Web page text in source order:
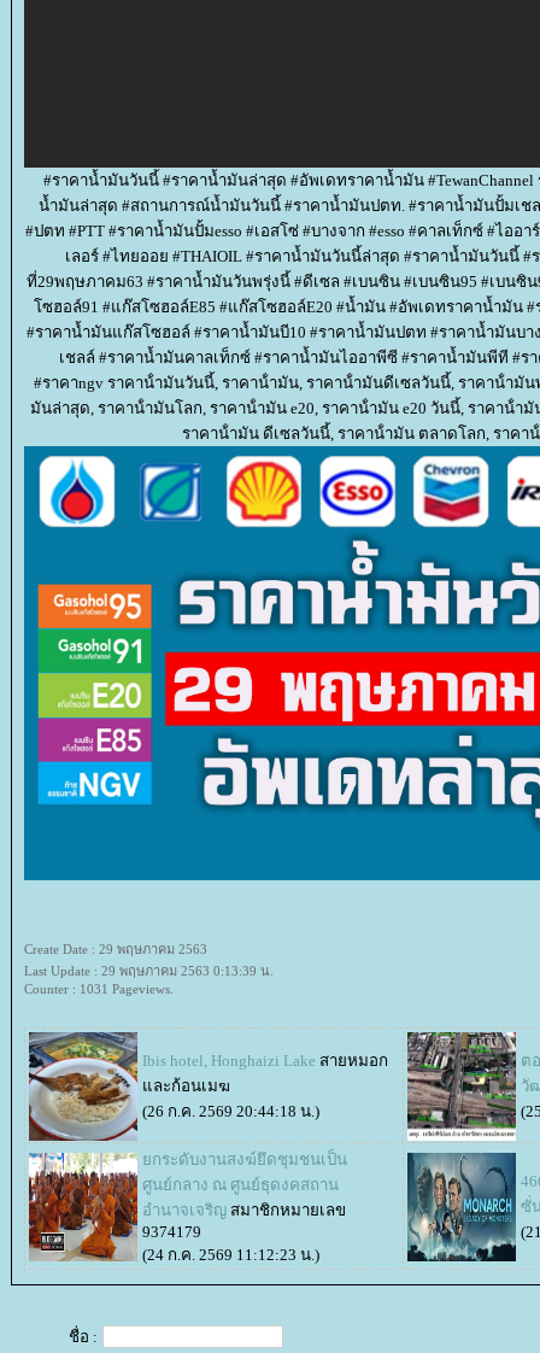
#ราคาน้ำมันวันนี้ #ราคาน้ำมันล่าสุด #อัพเดทราคาน้ำมัน #TewanChannel
น้ำมันล่าสุด #สถานการณ์น้ำมันวันนี้ #ราคาน้ำมันปตท. #ราคาน้ำมันปั้มเช
#ปตท #PTT #ราคาน้ำมันปั้มesso #เอสโซ่ #บางจาก #esso #คาลเท็กซ์ #ไออ
เลอร์ #ไทยออย #THAIOIL #ราคาน้ำมันวันนี้ล่าสุด #ราคาน้ำมันวันนี้
ที่29พฤษภาคม63 #ราคาน้ำมันวันพรุ่งนี้ #ดีเซล #เบนซิน #เบนซิน95 #เบนซิ
ซฮอล์91 #แก๊สโซฮอล์E85 #แก๊สโซฮอล์E20 #น้ำมัน #อัพเดทราคาน้ำมัน
#ราคาน้ำมันแก๊สโซฮอล์ #ราคาน้ำมันบี10 #ราคาน้ำมันปตท #ราคาน้ำมันบา
เชลล์ #ราคาน้ำมันคาลเท็กซ์ #ราคาน้ำมันไออาพีซี #ราคาน้ำมันพีที #ร
#ราคาngv ราคาน้ํามันวันนี้, ราคาน้ํามัน, ราคาน้ํามันดีเซลวันนี้, ราคาน้ํามั
มันล่าสุด, ราคาน้ํามันโลก, ราคาน้ํามัน e20, ราคาน้ํามัน e20 วันนี้, ราคาน้ํา
ราคาน้ํามัน ดีเซลวันนี้, ราคาน้ํามัน ตลาดโลก, ราคา
Create Date : 29 พฤษภาคม 2563
Last Update : 29 พฤษภาคม 2563 0:13:39 น.
Counter : 1031 Pageviews.
Ibis hotel, Honghaizi Lake สายหมอก
ละก้อนเมฆ
(26 ก.ค. 2569 20:44:18 น.)
ต
วั
กระดับงานสงฆ์ยึดชุมชนเป็น
ศูนย์กลาง ณ ศูนย์ธุดงคสถาน
อำนาจเจริญ สมาชิกหมายเลข
9374179
(24 ก.ค. 2569 11:12:23 น.)
ซั่
ชื่อ :